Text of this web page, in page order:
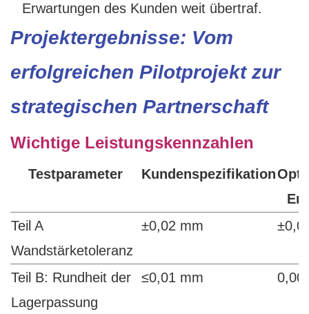
Erwartungen des Kunden weit übertraf.
Projektergebnisse: Vom
erfolgreichen Pilotprojekt zur
strategischen Partnerschaft
Wichtige Leistungskennzahlen
Testparameter Kundenspezifikation
Teil A
Wandstärketoleranz
±0,02 mm
Teil B: Rundheit der
Lagerpassung
≤0,01 mm